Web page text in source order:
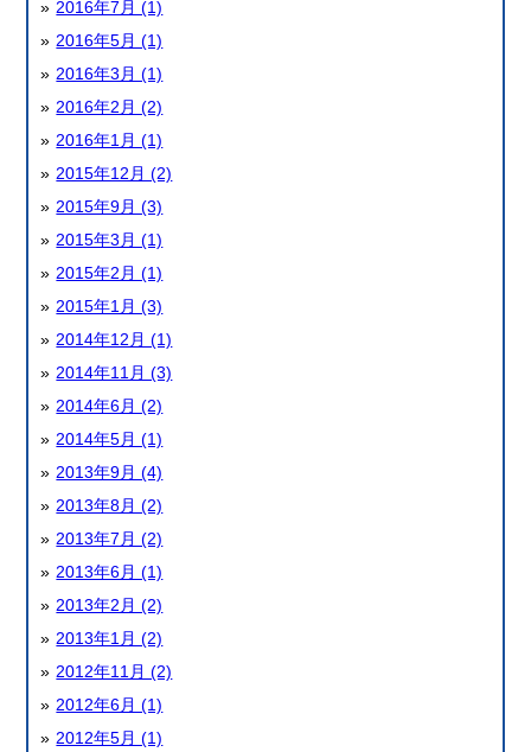
2016年7月 (1)
2016年5月 (1)
2016年3月 (1)
2016年2月 (2)
2016年1月 (1)
2015年12月 (2)
2015年9月 (3)
2015年3月 (1)
2015年2月 (1)
2015年1月 (3)
2014年12月 (1)
2014年11月 (3)
2014年6月 (2)
2014年5月 (1)
2013年9月 (4)
2013年8月 (2)
2013年7月 (2)
2013年6月 (1)
2013年2月 (2)
2013年1月 (2)
2012年11月 (2)
2012年6月 (1)
2012年5月 (1)